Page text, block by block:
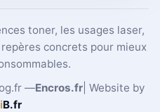
toner, les usages laser,
concrets pour mieux
—Encros.fr| Website by
B.fr